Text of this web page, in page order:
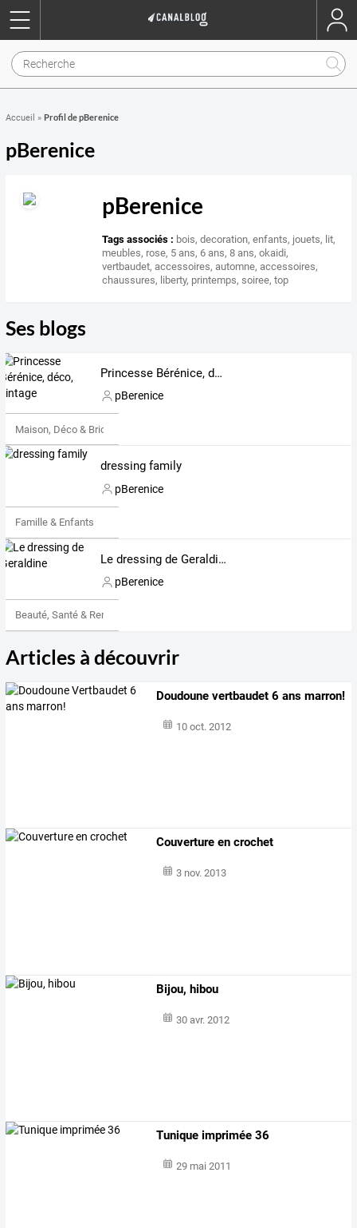
Accueil » Profil de pBerenice
pBerenice
pBerenice
Tags associés : bois,decoration,enfants, jouets, lit,
meubles, rose, 5 ans, 6 ans,8 ans,okaidi,
vertbaudet,accessoires,automne,accessoires,
chaussures, liberty, printemps,soiree,top
Ses blogs
Princesse Bérénice, déco, vintage
pBerenice
Maison, Déco & Bricolage
dressing family
pBerenice
Famille & Enfants
Le dressing de Geraldine
pBerenice
Beauté, Santé & Remise en forme
Articles à découvrir
Doudoune vertbaudet 6 ans marron!
10 oct. 2012
Couverture en crochet
3 nov. 2013
Bijou, hibou
30 avr. 2012
Tunique imprimée 36
29 mai 2011